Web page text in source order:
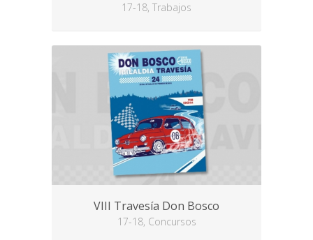
17-18, Trabajos
VIII Travesía Don Bosco
17-18, Concursos